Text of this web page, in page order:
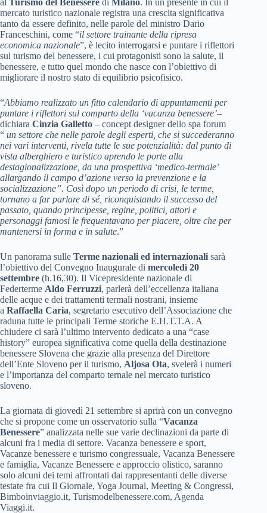
al Turismo del Benessere di Milano. In un presente in cui il
mercato turistico nazionale registra una crescita significativa
tanto da essere definito, nelle parole del ministro Dario
Franceschini, come “il settore trainante della ripresa
economica nazionale”, è lecito interrogarsi e puntare i riflettori
sul turismo del benessere, i cui protagonisti sono la salute, il
benessere, e tutto quel mondo che nasce con l’obiettivo di
migliorare il nostro stato di equilibrio psicofisico.
“Abbiamo realizzato un fitto calendario di appuntamenti per
puntare i riflettori sul comparto della ‘vacanza benessere’–
dichiara Cinzia Galletto – concept designer dello spa forum
“ un settore che nelle parole degli esperti, che si succederanno
nei vari interventi, rivela tutte le sue potenzialità: dal punto di
vista alberghiero e turistico aprendo le porte alla
destagionalizzazione, da una prospettiva ‘medico-termale’
allargando il campo d’azione verso la prevenzione e la
socializzazione”. Così dopo un periodo di crisi, le terme,
tornano a far parlare di sé, riconquistando il successo del
passato, quando principesse, regine, politici, attori e
personaggi famosi le frequentavano per piacere, oltre che per
mantenersi in forma e in salute.”
Un panorama sulle Terme nazionali ed internazionali sarà
l’obiettivo del Convegno Inaugurale di mercoledì 20
settembre (h.16,30). Il Vicepresidente nazionale di
Federterme Aldo Ferruzzi, parlerà dell’eccellenza italiana
delle acque e dei trattamenti termali nostrani, insieme
a Raffaella Caria, segretario esecutivo dell’Associazione che
raduna tutte le principali Terme storiche E.H.T.T.A. A
chiudere ci sarà l’ultimo intervento dedicato a una “case
history” europea significativa come quella della destinazione
benessere Slovena che grazie alla presenza del Direttore
dell’Ente Sloveno per il turismo, Aljosa Ota, svelerà i numeri
e l’importanza del comparto ternale nel mercato turistico
sloveno.
La giornata di giovedì 21 settembre si aprirà con un convegno
che si propone come un osservatorio sulla “Vacanza
Benessere” analizzata nelle sue varie declinazioni da parte di
alcuni fra i media di settore. Vacanza benessere e sport,
Vacanze benessere e turismo congressuale, Vacanza Benessere
e famiglia, Vacanze Benessere e approccio olistico, saranno
solo alcuni dei temi affrontati dai rappresentanti delle diverse
testate fra cui Il Giornale, Yoga Journal, Meeting & Congressi,
Bimboinviaggio.it, Turismodelbenessere.com, Agenda
Viaggi.it.